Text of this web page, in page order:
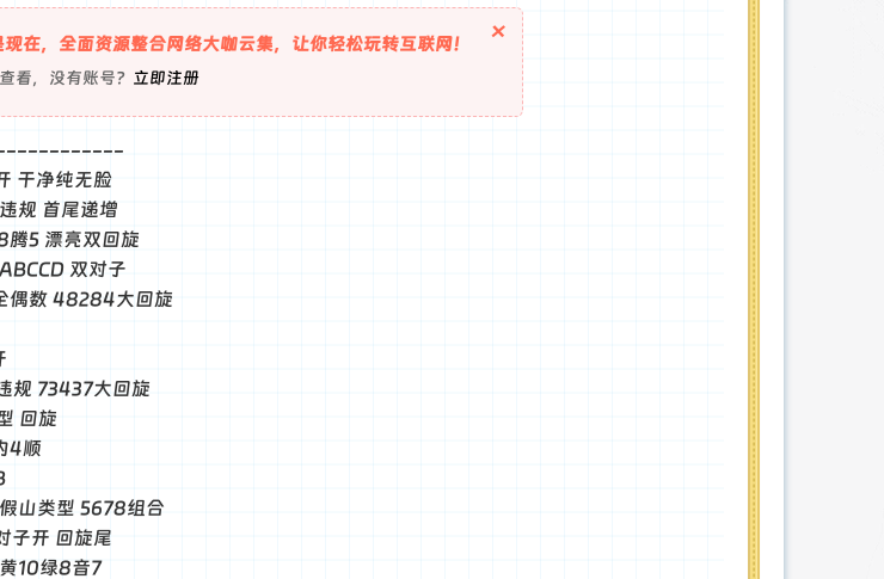
在，全面资源整合网络大咖云集，让你轻松玩转互联网！
看，没有账号？ 立即注册
×
干净纯无脸
规 首尾递增
5 漂亮双回旋
双对子
偶数 48284大回旋
规 73437大回旋
回旋
4顺
类型 5678组合
开 回旋尾
10绿8音7